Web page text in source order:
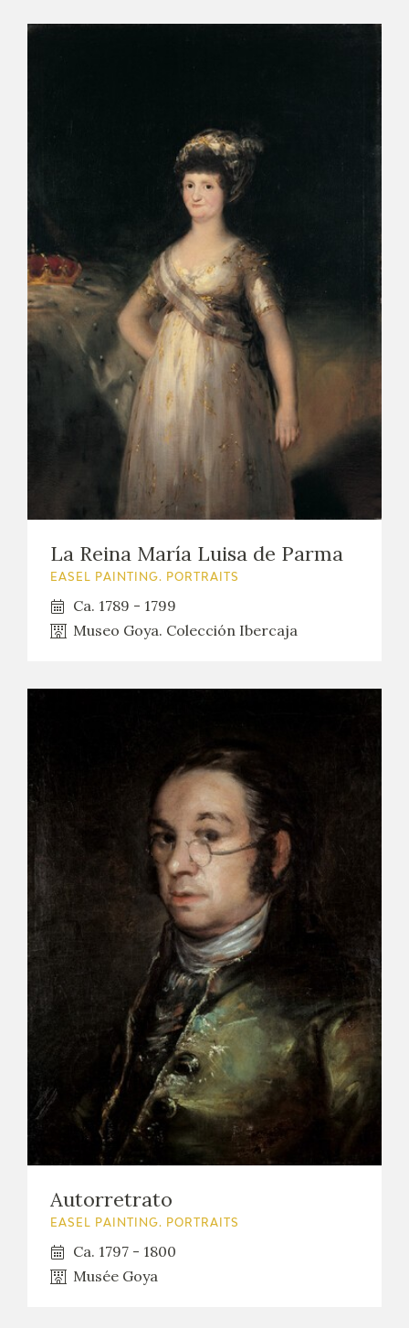
La Reina María Luisa de Parma
EASEL PAINTING. PORTRAITS
Ca. 1789 - 1799
Museo Goya. Colección Ibercaja
Autorretrato
EASEL PAINTING. PORTRAITS
Ca. 1797 - 1800
Musée Goya